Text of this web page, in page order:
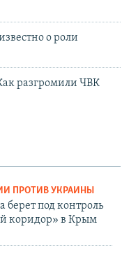
о роли
разгромили ЧВК
ПРОТИВ УКРАИНЫ
берет под контроль
коридор» в Крым